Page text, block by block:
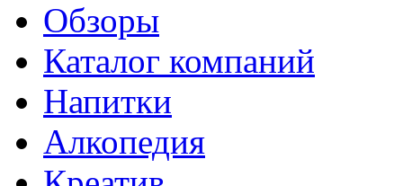
Обзоры
Каталог компаний
Напитки
Алкопедия